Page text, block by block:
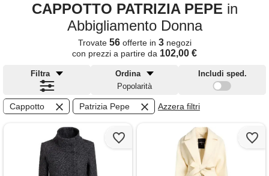
CAPPOTTO PATRIZIA PEPE in
Abbigliamento Donna
Trovate 56offerte in 3negozi
con prezzi a partire da 102,00 €
Filtra
Ordina
Popolarità
Includi sped.
Cappotto Patrizia Pepe Azzera filtri